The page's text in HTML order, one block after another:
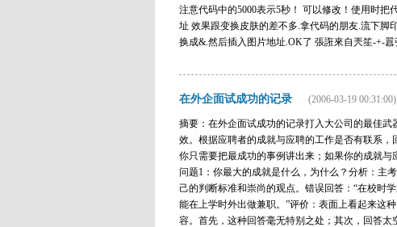
注意代码中的5000表示5秒！ 可以修改！使用时
址 效果跟变换皮肤的差不多.拿代码的朋友.流下脚
换成&.然后插入图片地址.OK了 張誑來自兲笙-+-
在外企面试成功的记录 (2006-03-19 00:31:00)
摘要：在外企面试成功的记录打入大公司的最佳
效。根据应聘者的成就与应聘的工作是否有联系，
你只需要把最成功的事例讲出来；如果你的成就与
问题1：你最大的成就是什么，为什么？分析：主
己的判断标准和崇尚的观点。错误回答：“在校时
能在上学时外出做兼职。”评价：表面上看起来这
容。首先，这种回答毫无特别之处；其次，回答太